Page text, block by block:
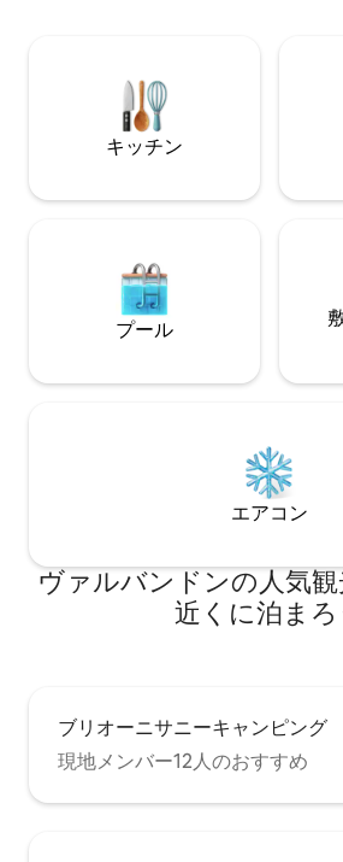
パートに住んでおり、何か必要なことが
あればいつでもお手伝いします。 よう
そ マリンカとエミル
キッチン
プール
エアコン
ヴァルバンドンの人気
近くに泊まろ
ブリオーニサニーキャンピング
現地メンバー12人のおすすめ